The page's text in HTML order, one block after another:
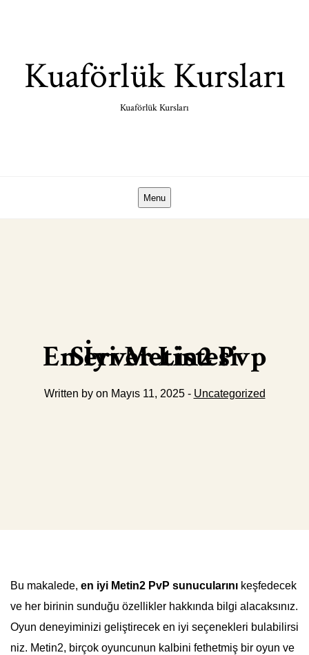
Kuaförlük Kursları
Kuaförlük Kursları
Menu
En İyi Metin2 Pvp Server Listesi
Written by on Mayıs 11, 2025 - Uncategorized
Bu makalede, en iyi Metin2 PvP sunucularını keşfedecek
ve her birinin sunduğu özellikler hakkında bilgi alacaksınız.
Oyun deneyiminizi geliştirecek en iyi seçenekleri bulabilirsi
niz. Metin2, birçok oyuncunun kalbini fethetmiş bir oyun ve